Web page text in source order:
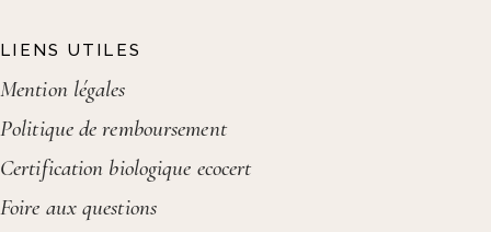
LIENS UTILES
Mention légales
Politique de remboursement
Certification biologique ecocert
Foire aux questions